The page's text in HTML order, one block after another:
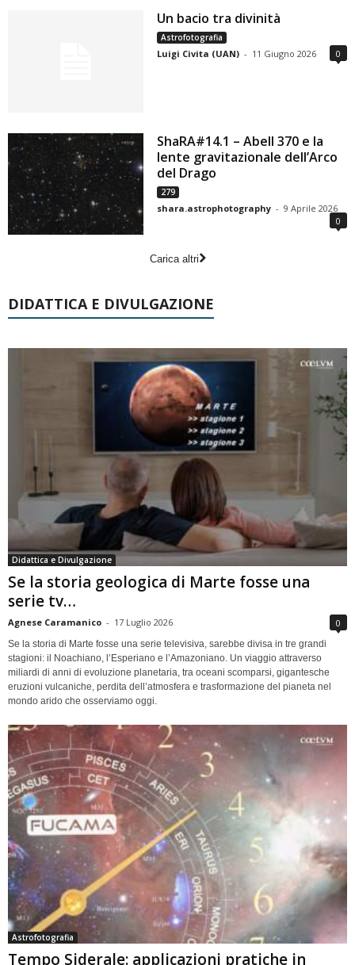
Un bacio tra divinità
Astrofotografia
Luigi Civita (UAN) - 11 Giugno 2026 0
ShaRA#14.1 – Abell 370 e la
lente gravitazionale dell’Arco
del Drago
279
shara.astrophotography - 9 Aprile 2026
0
Carica altri
DIDATTICA E DIVULGAZIONE
Didattica e Divulgazione
Se la storia geologica di Marte fosse una
serie tv…
Agnese Caramanico - 17 Luglio 2026 0
Se la storia di Marte fosse una serie televisiva, sarebbe divisa in tre grandi
stagioni: il Noachiano, l’Esperiano e l’Amazoniano. Un viaggio attraverso
miliardi di anni di evoluzione planetaria, tra oceani scomparsi, gigantesche
eruzioni vulcaniche, perdita dell’atmosfera e trasformazione del pianeta nel
mondo arido che osserviamo oggi.
Astrofotografia
Tempo Siderale: applicazioni pratiche in